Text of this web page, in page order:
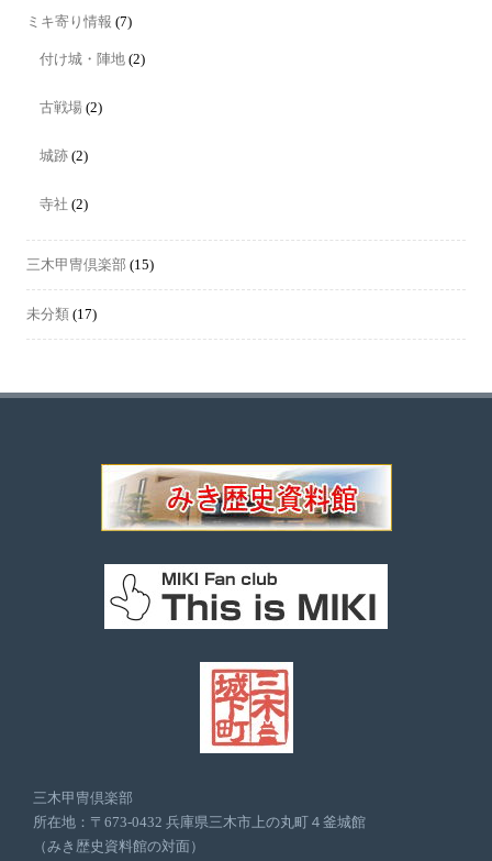
ミキ寄り情報 (7)
付け城・陣地 (2)
古戦場 (2)
城跡 (2)
寺社 (2)
三木甲冑倶楽部 (15)
未分類 (17)
三木甲冑倶楽部
所在地：〒673-0432 兵庫県三木市上の丸町４釜城館
（みき歴史資料館の対面）